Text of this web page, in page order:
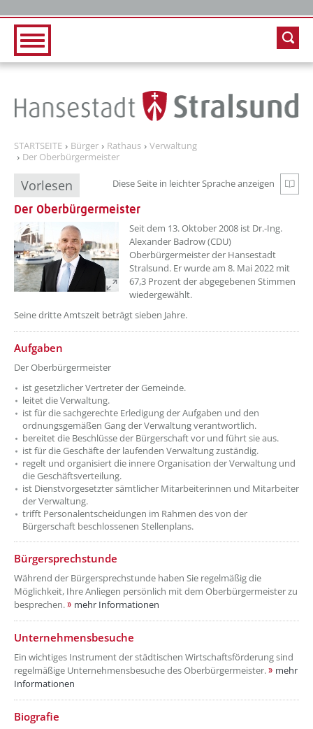
STARTSEITE Bürger Rathaus
Verwaltung
Der Oberbürgermeister
Vorlesen Diese Seite in leichter Sprache anzeigen
Zur
Der Oberbürgermeister
??? absaetzeOben[1]/titel ???
Seit dem 13. Oktober 2008 ist Dr.-Ing.
Alexander Badrow (CDU)
Oberbürgermeister der Hansestadt
Stralsund. Er wurde am 8. Mai 2022 mit
67,3 Prozent der abgegebenen Stimmen
wiedergewählt.
Seine dritte Amtszeit beträgt sieben Jahre.
??? absaetzeOben[2]/titel ???
Aufgaben
Der Oberbürgermeister
ist gesetzlicher Vertreter der Gemeinde.
leitet die Verwaltung.
ist für die sachgerechte Erledigung der Aufgaben und den
ordnungsgemäßen Gang der Verwaltung verantwortlich.
bereitet die Beschlüsse der Bürgerschaft vor und führt sie aus.
ist für die Geschäfte der laufenden Verwaltung zuständig.
regelt und organisiert die innere Organisation der Verwaltung und
die Geschäftsverteilung.
ist Dienstvorgesetzter sämtlicher Mitarbeiterinnen und Mitarbeiter
der Verwaltung.
trifft Personalentscheidungen im Rahmen des von der
Bürgerschaft beschlossenen Stellenplans.
??? absaetzeOben[3]/titel ???
Bürgersprechstunde
Während der Bürgersprechstunde haben Sie regelmäßig die
Möglichkeit, Ihre Anliegen persönlich mit dem Oberbürgermeister zu
besprechen.
mehr Informationen
??? absaetzeOben[4]/titel ???
Unternehmensbesuche
Ein wichtiges Instrument der städtischen Wirtschaftsförderung sind
regelmäßige Unternehmensbesuche desOberbürgermeister.
mehr
Informationen
??? absaetzeOben[5]/titel ???
Biografie